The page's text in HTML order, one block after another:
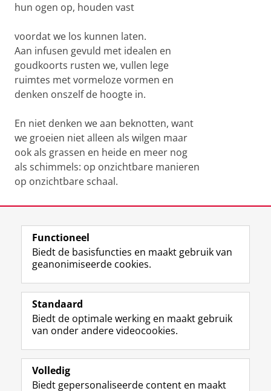
hun ogen op, houden vast
voordat we los kunnen laten.
Aan infusen gevuld met idealen en
goudkoorts rusten we, vullen lege
ruimtes met vormeloze vormen en
denken onszelf de hoogte in.
En niet denken we aan beknotten, want
we groeien niet alleen als wilgen maar
ook als grassen en heide en meer nog
als schimmels: op onzichtbare manieren
op onzichtbare schaal.
View this page in:English
Volg de RUG
F
a
e
b
o
p
L
i
k
e
I
-
R
S
-
f
e
R
I
n
t
r
m
Y
o
T
e
k
Studiekiezers
Alumni
Functioneel
Biedt de basisfuncties en maakt gebruik van
geanonimiseerde cookies.
Standaard
Biedt de optimale werking en maakt gebruik
van onder andere videocookies.
Volledig
Biedt gepersonaliseerde content en maakt